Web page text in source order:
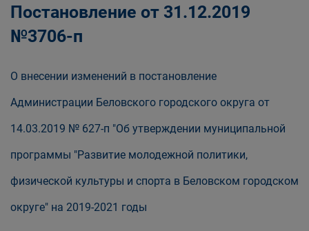
Постановление от 31.12.2019
№3706-п
О внесении изменений в постановление
Администрации Беловского городского округа от
14.03.2019 № 627-п "Об утверждении муниципальной
программы "Развитие молодежной политики,
физической культуры и спорта в Беловском городском
округе" на 2019-2021 годы